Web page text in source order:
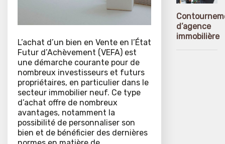
L’achat d’un bien en Vente en l’État
Futur d’Achèvement (VEFA) est
une démarche courante pour de
nombreux investisseurs et futurs
propriétaires, en particulier dans le
secteur immobilier neuf. Ce type
d’achat offre de nombreux
avantages, notamment la
possibilité de personnaliser son
bien et de bénéficier des dernières
d’agence
immobilière